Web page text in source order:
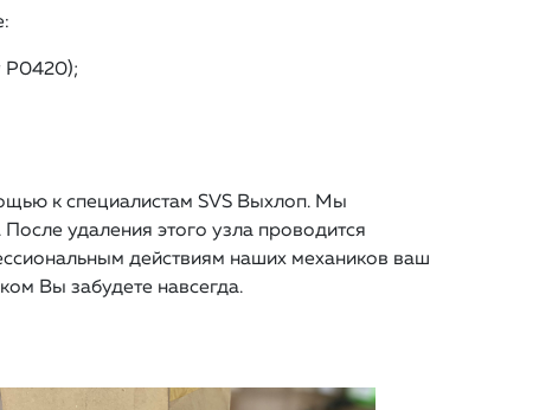
Р0420);
к специалистам SVS Выхлоп. Мы
удаления этого узла проводится
действиям наших механиков ваш
Вы забудете навсегда.